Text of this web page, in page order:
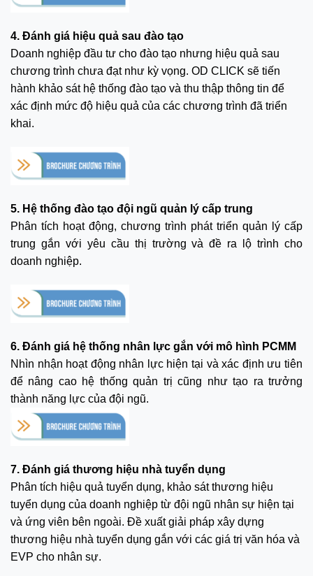
4. Đánh giá hiệu quả sau đào tạo
Doanh nghiệp đầu tư cho đào tạo nhưng hiệu quả sau
chương trình chưa đạt như kỳ vọng. OD CLICK sẽ tiến
hành khảo sát hệ thống đào tạo và thu thập thông tin để
xác định mức độ hiệu quả của các chương trình đã triển
khai.
5. Hệ thống đào tạo đội ngũ quản lý cấp trung
Phân tích hoạt động, chương trình phát triển quản lý cấp
trung gắn với yêu cầu thị trường và đề ra lộ trình cho
doanh nghiệp.
6. Đánh giá hệ thống nhân lực gắn với mô hình PCMM
Nhìn nhận hoạt động nhân lực hiện tại và xác định ưu tiên
để nâng cao hệ thống quản trị cũng như tạo ra trưởng
thành năng lực của đội ngũ.
7. Đánh giá thương hiệu nhà tuyển dụng
Phân tích hiệu quả tuyển dụng, khảo sát thương hiệu
tuyển dụng của doanh nghiệp từ đội ngũ nhân sự hiện tại
và ứng viên bên ngoài. Đề xuất giải pháp xây dựng
thương hiệu nhà tuyển dụng gắn với các giá trị văn hóa và
EVP cho nhân sự.